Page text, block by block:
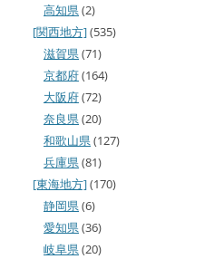
高知県(2)
[関西地方](535)
滋賀県(71)
京都府(164)
大阪府(72)
奈良県(20)
和歌山県(127)
兵庫県(81)
[東海地方](170)
静岡県(6)
愛知県(36)
岐阜県(20)